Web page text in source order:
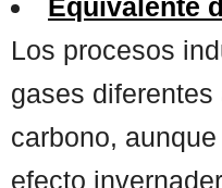
Equivalente
Los procesos
gases
carbono,
efecto